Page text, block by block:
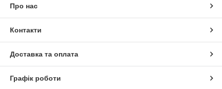
Про нас
Контакти
Доставка та оплата
Графік роботи